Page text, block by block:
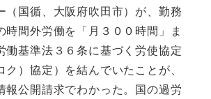
（国循、大阪府吹田市）が、勤務
時間外労働を「月３００時間」ま
働基準法３６条に基づく労使協定
ク）協定）を結んでいたことが、
報公開請求でわかった。国の過労